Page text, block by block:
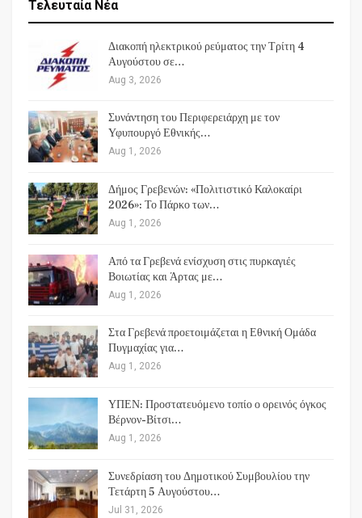
Τελευταία Νέα
Διακοπή ηλεκτρικού ρεύματος την Τρίτη 4
Αυγούστου σε…
Aug 3, 2026
Συνάντηση του Περιφερειάρχη με τον
Υφυπουργό Εθνικής…
Aug 1, 2026
Δήμος Γρεβενών: «Πολιτιστικό Καλοκαίρι
2026»: Το Πάρκο των…
Aug 1, 2026
Από τα Γρεβενά ενίσχυση στις πυρκαγιές
Βοιωτίας και Άρτας με…
Aug 1, 2026
Στα Γρεβενά προετοιμάζεται η Εθνική Ομάδα
Πυγμαχίας για…
Aug 1, 2026
ΥΠΕΝ: Προστατευόμενο τοπίο ο ορεινός όγκος
Βέρνον-Βίτσι…
Aug 1, 2026
Συνεδρίαση του Δημοτικού Συμβουλίου την
Τετάρτη 5 Αυγούστου…
Jul 31, 2026